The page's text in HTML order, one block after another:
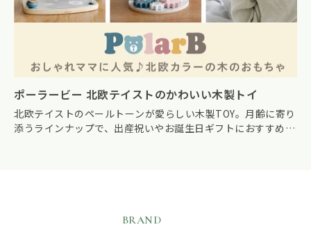
ポーラービー 北欧テイストのかわいい木製トイ
北欧テイストのペールトーンが愛らしい木製TOY。月齢に寄り
添うラインナップで、出産祝いやお誕生日ギフトにおすすめで
BRAND